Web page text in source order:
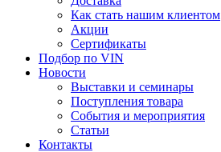
Как стать нашим клиентом
Акции
Сертификаты
Подбор по VIN
Новости
Выставки и семинары
Поступления товара
События и мероприятия
Статьи
Контакты